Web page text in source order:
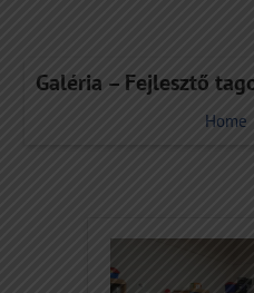
Galéria – Fejlesztő
Home